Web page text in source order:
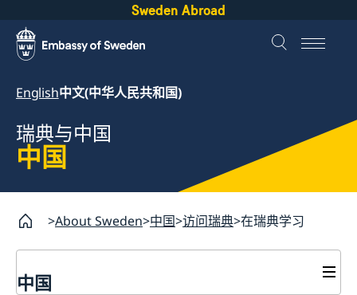
Sweden Abroad
English中文(中华人民共和国)
瑞典与中国
中国
About Sweden 中国 访问瑞典 在瑞典学习
中国